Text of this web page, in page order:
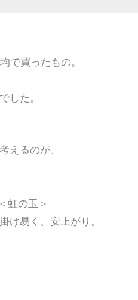
で買ったもの。
した。
えるのが、
虹の玉＞
け易く、安上がり。